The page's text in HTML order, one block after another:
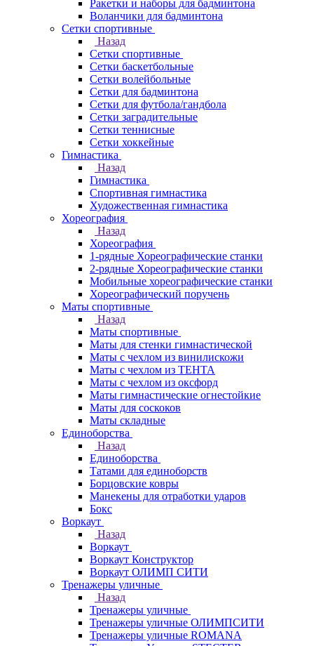
Ракетки и наборы для бадминтона
Воланчики для бадминтона
Сетки спортивные
Назад
Сетки спортивные
Сетки баскетбольные
Сетки волейбольные
Сетки для бадминтона
Сетки для футбола/гандбола
Сетки заградительные
Сетки теннисные
Сетки хоккейные
Гимнастика
Назад
Гимнастика
Спортивная гимнастика
Художественная гимнастика
Хореография
Назад
Хореография
1-рядные Хореографические станки
2-рядные Хореографические станки
Мобильные хореографические станки
Хореографический поручень
Маты спортивные
Назад
Маты спортивные
Маты для стенки гимнастической
Маты с чехлом из винилискожи
Маты с чехлом из ТЕНТА
Маты с чехлом из оксфорд
Маты гимнастические огнестойкие
Маты для соскоков
Маты складные
Единоборства
Назад
Единоборства
Татами для единоборств
Борцовские ковры
Манекены для отработки ударов
Бокс
Воркаут
Назад
Воркаут
Воркаут Конструктор
Воркаут ОЛИМП СИТИ
Тренажеры уличные
Назад
Тренажеры уличные
Тренажеры уличные ОЛИМПСИТИ
Тренажеры уличные ROMANA